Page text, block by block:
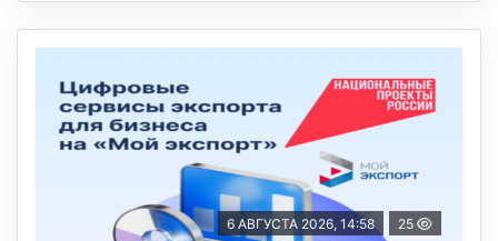
6 АВГУСТА 2026, 14:58 25